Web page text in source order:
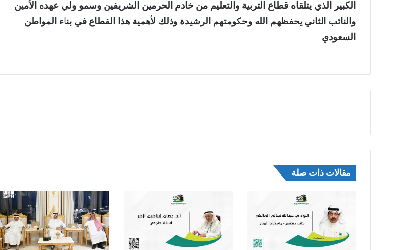
الكبير الذي يتلقاه قطاع التربية والتعليم من خادم الحرمين الشريفين وسمو ولي عهده الأمين
والنائب الثاني يحفظهم الله وحكومتهم الرشيدة وذلك لأهمية هذا القطاع في بناء المواطن
السعودي
مقالات ذات صلة